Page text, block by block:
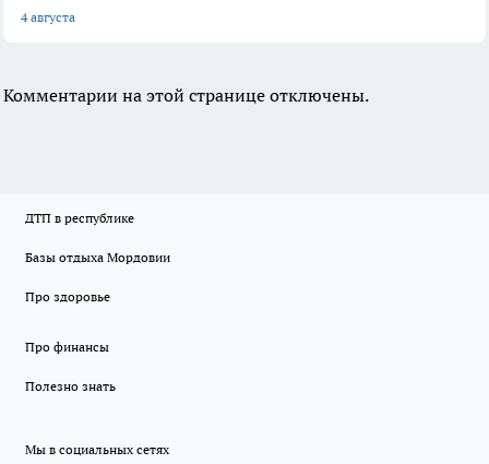
4 августа
Комментарии на этой странице отключены.
ДТП в республике
Базы отдыха Мордовии
Про здоровье
Про финансы
Полезно знать
Мы в социальных сетях